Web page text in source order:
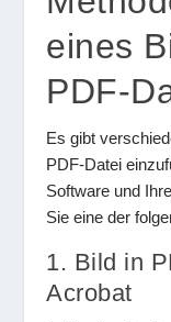
eines
PDF-
Es gibt
PDF-Datei
Software und
Sie eine der
1. Bild in
Acrobat